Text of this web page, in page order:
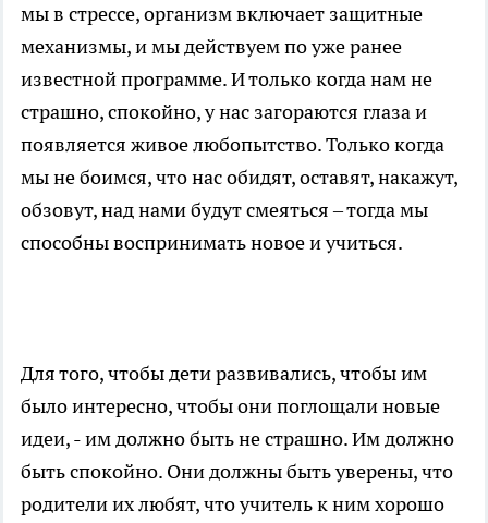
мы в стрессе, организм включает защитные
механизмы, и мы действуем по уже ранее
известной программе. И только когда нам не
страшно, спокойно, у нас загораются глаза и
появляется живое любопытство. Только когда
мы не боимся, что нас обидят, оставят, накажут,
обзовут, над нами будут смеяться – тогда мы
способны воспринимать новое и учиться.
Для того, чтобы дети развивались, чтобы им
было интересно, чтобы они поглощали новые
идеи, - им должно быть не страшно. Им должно
быть спокойно. Они должны быть уверены, что
родители их любят, что учитель к ним хорошо